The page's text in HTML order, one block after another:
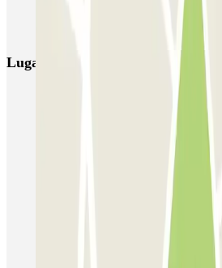
BSM Flos i Calcat
Lugares y eventos interesantes
Parking Glòries Barcelona | Parking
Parking cerca del Teatro Nacional de
Parkings cerca de Razzmatazz en
Parking en Estación de Clot-Aragón |
Parkings en el distrito de Sant Martí,
Parkings en Poblenou, Barcelona